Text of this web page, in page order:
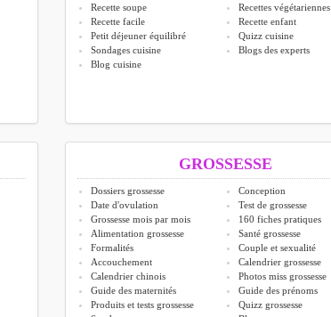
Recette soupe
Recettes végétariennes
Recette facile
Recette enfant
Petit déjeuner équilibré
Quizz cuisine
Sondages cuisine
Blogs des experts
Blog cuisine
GROSSESSE
Dossiers grossesse
Conception
Date d'ovulation
Test de grossesse
Grossesse mois par mois
160 fiches pratiques
Alimentation grossesse
Santé grossesse
Formalités
Couple et sexualité
Accouchement
Calendrier grossesse
Calendrier chinois
Photos miss grossesse
Guide des maternités
Guide des prénoms
Produits et tests grossesse
Quizz grossesse